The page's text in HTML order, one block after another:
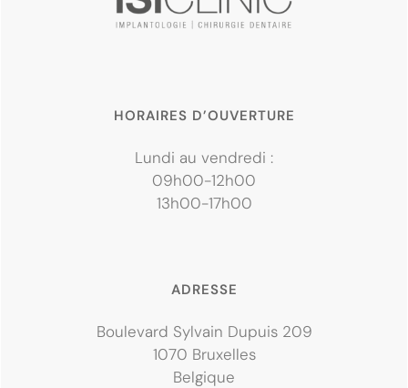
HORAIRES D’OUVERTURE
Lundi au vendredi :
09h00-12h00
13h00-17h00
ADRESSE
Boulevard Sylvain Dupuis 209
1070 Bruxelles
Belgique